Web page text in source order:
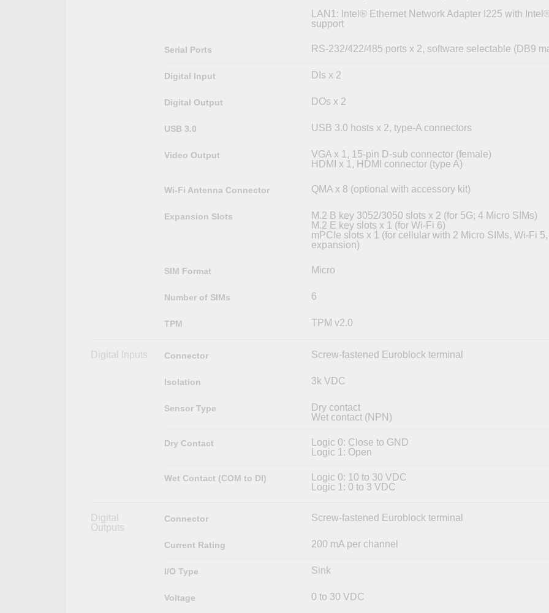
LAN1: Intel® Ethernet Network Adapter I225 with
support
Serial Ports RS-232/422/485 ports x 2, software selectable (DB9
Digital Input DIs x 2
Digital Output DOs x 2
USB 3.0 USB 3.0 hosts x 2, type-A connectors
Video Output
VGA x 1, 15-pin D-sub connector (female)
HDMI x 1, HDMI connector (type A)
Wi-Fi Antenna Connector QMA x 8 (optional with accessory kit)
Expansion Slots
M.2 B key 3052/3050 slots x 2 (for 5G; 4 Micro SIMs)
M.2 E key slots x 1 (for Wi-Fi 6)
mPCIe slots x 1 (for cellular with 2 Micro SIMs, Wi-Fi 5,
expansion)
SIM Format Micro
Number of SIMs 6
TPM TPM v2.0
Digital Inputs Connector Screw-fastened Euroblock terminal
Isolation 3k VDC
Sensor Type
Dry contact
Wet contact (NPN)
Dry Contact
Logic 0: Close to GND
Logic 1: Open
Wet Contact (COM to DI)
Logic 0: 10 to 30 VDC
Logic 1: 0 to 3 VDC
Digital
Outputs
Connector Screw-fastened Euroblock terminal
Current Rating 200 mA per channel
I/O Type Sink
Voltage 0 to 30 VDC